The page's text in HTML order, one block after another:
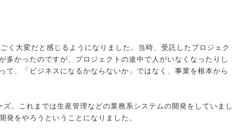
く大変だと感じるようになりました。当時、受託したプロジェク
多かったのですが、プロジェクトの途中で人がいなくなったりし
、「ビジネスになるかならないか」ではなく、事業を根本から
。これまでは生産管理などの業務系システムの開発をしていまし
をやろうということになりました。